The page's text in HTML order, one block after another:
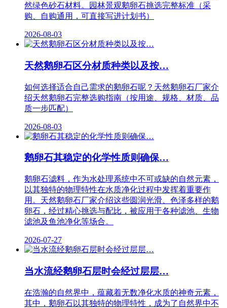
然绿色砂石材料。园林景观鹅卵石挑选完整标准（采
购、自购通用，可直接写进计划书）
2026-08-03
天然鹅卵石区分材质种类以及按…
如何选择适合自己需求的鹅卵石呢？天然鹅卵石厂家介
绍天然鹅卵石完整选购指南（按用途、规格、材质、品
质一步匹配）
2026-08-03
鹅卵石其稳定的化学性质则确保…
鹅卵石滤料，作为水处理系统中不可或缺的自然元素，
以其独特的物理特性在水质净化过程中发挥着重要作
用。天然鹅卵石厂家介绍这些圆润光滑、色泽多样的鹅
卵石，经过精心挑选与配比，被应用于各种滤池、生物
滤池及鱼池净化等场合。
2026-07-27
当水流经鹅卵石层时会经过层层…
在浩瀚的自然界中，蕴藏着无数净化水质的神奇元素，
其中，鹅卵石以其独特的物理特性，成为了自然界中不